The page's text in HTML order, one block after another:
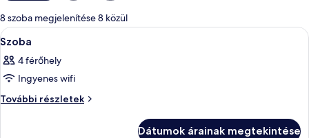
álló
szűrők
8 szoba megjelenítése 8 közül
A
következő
szoba
összes
képének
Egy hálószoba, amelyben található
5
Szoba
4 férőhely
Ingyenes wifi
További részletek
Szoba
Dátumok árainak megtekintése